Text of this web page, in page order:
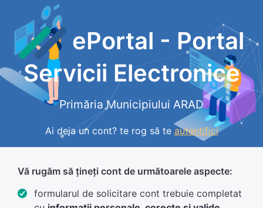
ePortal - Portal
Servicii Electronice
Primăria Municipiului ARAD
Ai deja un cont? te rog să te autentifici
Vă rugăm să țineți cont de următoarele aspecte:
formularul de solicitare cont trebuie completat